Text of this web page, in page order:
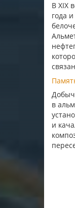
В XIX
года
в
и